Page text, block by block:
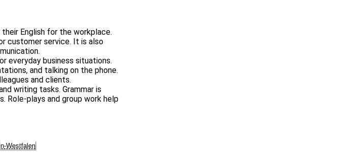
English for the workplace.
customer service. It is also
everyday business situations.
and talking on the phone.
and clients.
writing tasks. Grammar is
Role-plays and group work help
Westfalen